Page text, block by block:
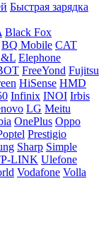
Быстрая зарядка
Black Fox
BQ Mobile CAT
Elephone
FreeYond Fujitsu
HiSense HMD
Infinix INOI Irbis
LG Meitu
OnePlus Oppo
Prestigio
Sharp Simple
LINK Ulefone
Vodafone Volla